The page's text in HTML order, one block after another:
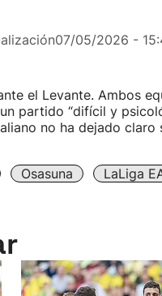
07/05/2026 -
el Levante. Ambos
partido “difícil y
no ha dejado
Osasuna LaLiga